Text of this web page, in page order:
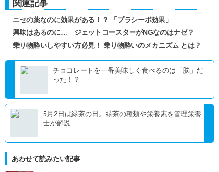
関連記事
ニセの薬なのに効果がある！？ 「プラシーボ効果」
興味はあるのに… ジェットコースターがNGなのはナゼ？
乗り物酔いしやすい方必見！ 乗り物酔いのメカニズム とは？
チョコレートを一番美味しく食べるのは「脳」だ
った！？
5月2日は緑茶の日。緑茶の種類や栄養素を管理栄養
士が解説
あわせて読みたい記事